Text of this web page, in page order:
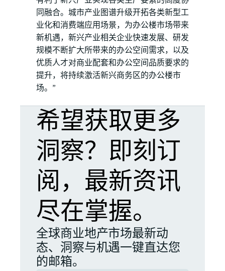
同融合。城市产业图谱升级开拓各类新型工
业化和消费端应用场景，为办公楼市场带来
新机遇，新兴产业相关企业快速发展、研发
规模不断扩大所带来的办公空间需求，以及
优质人才对商业配套和办公空间品质要求的
提升，将持续激活新兴商务区的办公楼市
场。”
希望获取更多
洞察？即刻订
阅，最新资讯
尽在掌握。
全球商业地产市场最新动
态、洞察与机遇一键直达您
的邮箱。